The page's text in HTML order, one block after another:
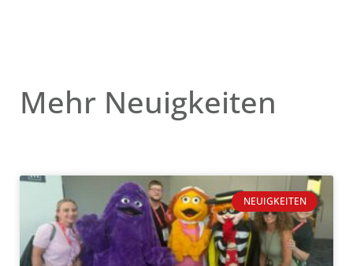
Mehr Neuigkeiten
NEUIGKEITEN